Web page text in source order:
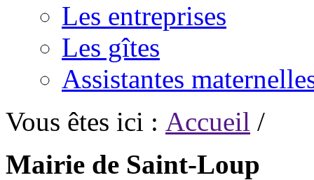
Les entreprises
Les gîtes
Assistantes
Vous êtes ici : Accueil /
Mairie de Saint-Loup